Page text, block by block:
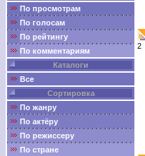
По просмотрам
По голосам
По рейтингу
По комментариям
Каталоги
Все
Сортировка
По жанру
По актёру
По режиссеру
По стране
2